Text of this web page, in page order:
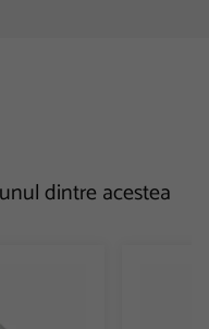
dintre acestea